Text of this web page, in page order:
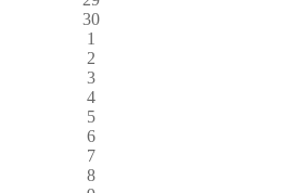
30
1
2
3
4
5
6
7
8